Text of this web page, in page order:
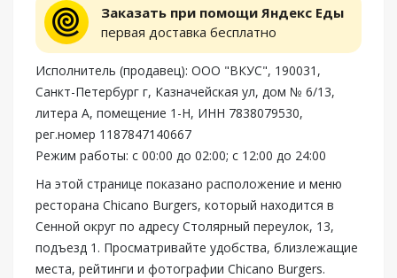
Заказать при помощи Яндекс Еды
первая доставка бесплатно
Исполнитель (продавец): ООО "ВКУС", 190031,
Санкт-Петербург г, Казначейская ул, дом № 6/13,
литера А, помещение 1-Н, ИНН 7838079530,
рег.номер 1187847140667
Режим работы: с 00:00 до 02:00; с 12:00 до 24:00
На этой странице показано расположение и меню
ресторана Chicano Burgers, который находится в
Сенной округ по адресу Столярный переулок, 13,
подъезд 1. Просматривайте удобства, близлежащие
места, рейтинги и фотографии Chicano Burgers.